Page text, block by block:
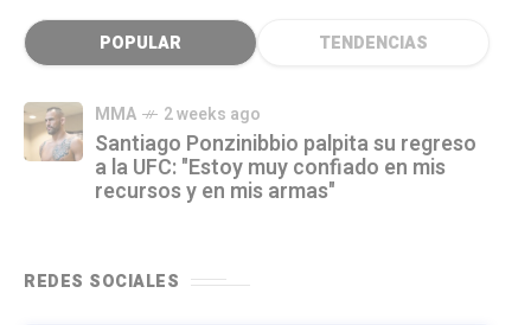
POPULAR TENDENCIAS
MMA 2 weeks ago
Santiago Ponzinibbio palpita su regreso
a la UFC: "Estoy muy confiado en mis
recursos y en mis armas"
REDES SOCIALES